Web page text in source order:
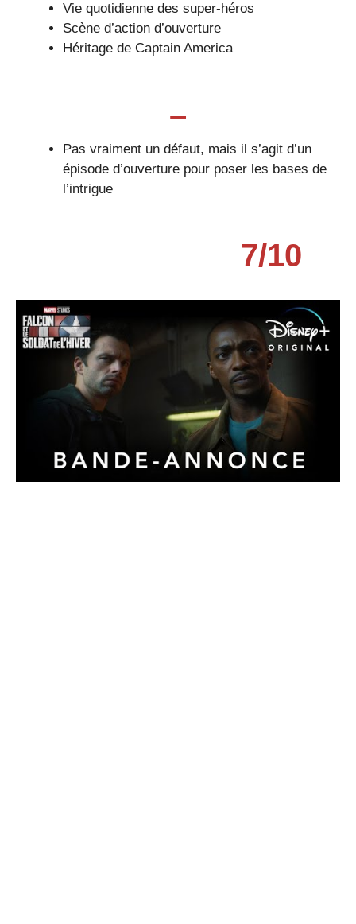
Vie quotidienne des super-héros
Scène d’action d’ouverture
Héritage de Captain America
–
Pas vraiment un défaut, mais il s’agit d’un
épisode d’ouverture pour poser les bases de
l’intrigue
7/10